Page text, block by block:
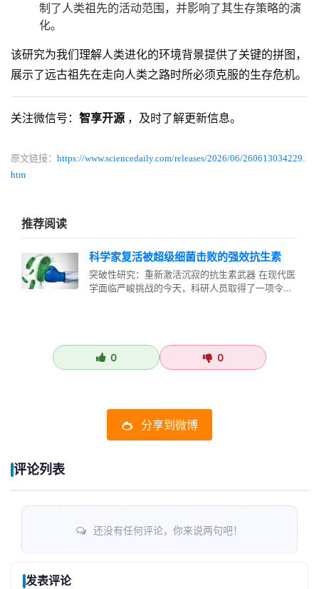
制了人类祖先的活动范围，并影响了其生存策略的演
化。
该研究为我们理解人类进化的环境背景提供了关键的拼图，
展示了远古祖先在走向人类之路时所必须克服的生存危机。
关注微信号： 智享开源 ，及时了解更新信息。
原文链接： https://www.sciencedaily.com/releases/2026/06/260613034229.
htm
推荐阅读
科学家复活被超级细菌击败的强效抗生素
突破性研究：重新激活沉寂的抗生素武器 在现代医
学面临严峻挑战的今天，科研人员取得了一项令人
0 0
分享到微博
评论列表
还没有任何评论，你来说两句吧！
发表评论